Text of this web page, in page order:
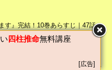
す』完結！10巻あらすじ｜47話〜
けまんが
星』９巻（33話〜36話）たまほし
べる女性のための 無料タ
[広告]